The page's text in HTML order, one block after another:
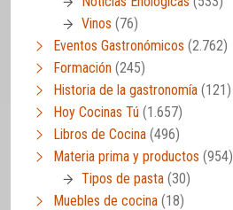
Vinos (76)
Eventos Gastronómicos (2.762)
Formación (245)
Historia de la gastronomía (121)
Hoy Cocinas Tú (1.657)
Libros de Cocina (496)
Materia prima y productos (954)
Tipos de pasta (30)
Muebles de cocina (18)